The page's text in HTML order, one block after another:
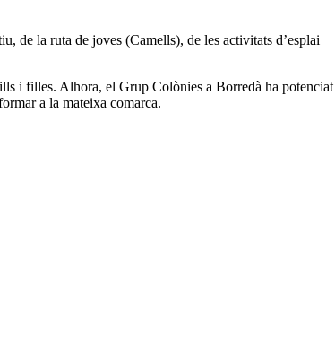
de la ruta de joves (Camells), de les activitats d’esplai
i filles. Alhora, el Grup Colònies a Borredà ha potenciat
a la mateixa comarca.